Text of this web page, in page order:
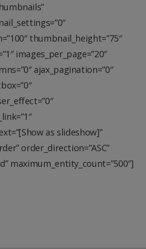
thumbnail_height=”75″
images_per_page=”20″
ajax_pagination=”0″
as slideshow]”
order_direction=”ASC”
maximum_entity_count=”500″]